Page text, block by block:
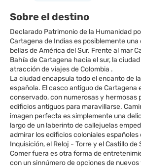
Sobre el destino
Declarado Patrimonio de la Humanidad
Cartagena de Indias es posiblemente una
bellas de América del Sur. Frente al mar
Bahía de Cartagena hacia el sur, la
atracción de viajes de Colombia .
La ciudad encapsula todo el encanto de
española. El casco antiguo de Cartagena
conservado, con numerosas y hermosas
edificios antiguos para maravillarse.
imagen perfecta es simplemente una
largo de un laberinto de callejuelas
admirar los edificios coloniales españoles
Inquisición, el Reloj - Torre y el Castillo de
Comer fuera es otra forma de
con un sinnúmero de opciones de